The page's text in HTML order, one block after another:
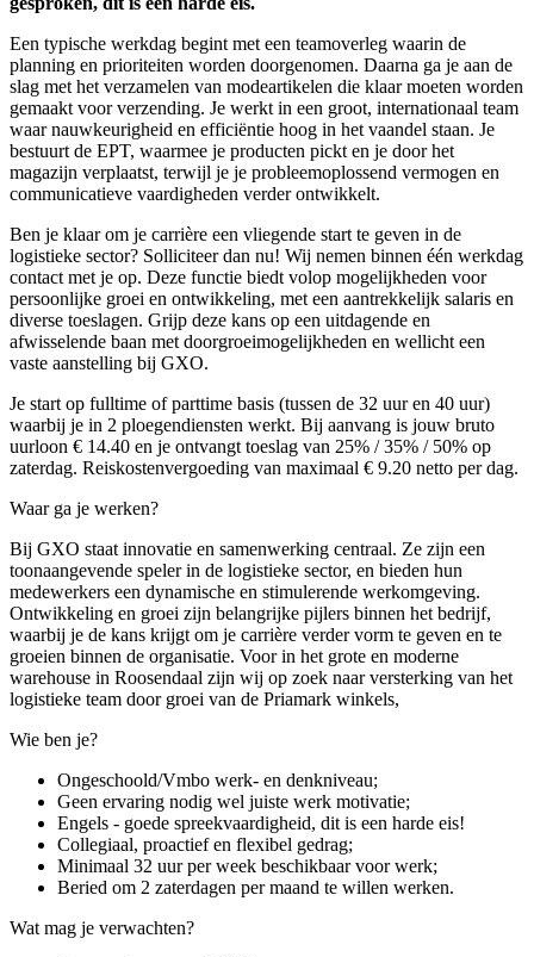
Een typische werkdag begint met een teamoverleg waarin de
planning en prioriteiten worden doorgenomen. Daarna ga je aan de
slag met het verzamelen van modeartikelen die klaar moeten worden
gemaakt voor verzending. Je werkt in een groot, internationaal team
waar nauwkeurigheid en efficiëntie hoog in het vaandel staan. Je
bestuurt de EPT, waarmee je producten pickt en je door het
magazijn verplaatst, terwijl je je probleemoplossend vermogen en
communicatieve vaardigheden verder ontwikkelt.
Ben je klaar om je carrière een vliegende start te geven in de
logistieke sector? Solliciteer dan nu! Wij nemen binnen één werkdag
contact met je op. Deze functie biedt volop mogelijkheden voor
persoonlijke groei en ontwikkeling, met een aantrekkelijk salaris en
diverse toeslagen. Grijp deze kans op een uitdagende en
afwisselende baan met doorgroeimogelijkheden en wellicht een
vaste aanstelling bij GXO.
Je start op fulltime of parttime basis (tussen de 32 uur en 40 uur)
waarbij je in 2 ploegendiensten werkt. Bij aanvang is jouw bruto
uurloon € 14.40 en je ontvangt toeslag van 25% / 35% / 50% op
zaterdag. Reiskostenvergoeding van maximaal € 9.20 netto per dag.
Waar ga je werken?
Bij GXO staat innovatie en samenwerking centraal. Ze zijn een
toonaangevende speler in de logistieke sector, en bieden hun
medewerkers een dynamische en stimulerende werkomgeving.
Ontwikkeling en groei zijn belangrijke pijlers binnen het bedrijf,
waarbij je de kans krijgt om je carrière verder vorm te geven en te
groeien binnen de organisatie. Voor in het grote en moderne
warehouse in Roosendaal zijn wij op zoek naar versterking van het
logistieke team door groei van de Priamark winkels,
Wie ben je?
Ongeschoold/Vmbo werk- en denkniveau;
Geen ervaring nodig wel juiste werk motivatie;
Engels - goede spreekvaardigheid, dit is een harde eis!
Collegiaal, proactief en flexibel gedrag;
Minimaal 32 uur per week beschikbaar voor werk;
Beried om 2 zaterdagen per maand te willen werken.
Wat mag je verwachten?